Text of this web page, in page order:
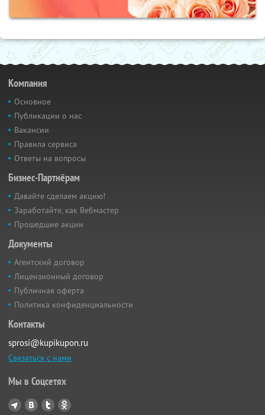
Компания
Основное
Публикации о нас
Вакансии
Правила сервиса
Ответы на вопросы
Бизнес-Партнёрам
Давайте сделаем акцию!
Заработайте, как Вебмастер
Прошедшие акции
Документы
Агентский договор
Лицензионный договор
Публичная оферта
Политика конфиденциальности
Контакты
sprosi@kupikupon.ru
Связаться с нами
Мы в Соцсетях